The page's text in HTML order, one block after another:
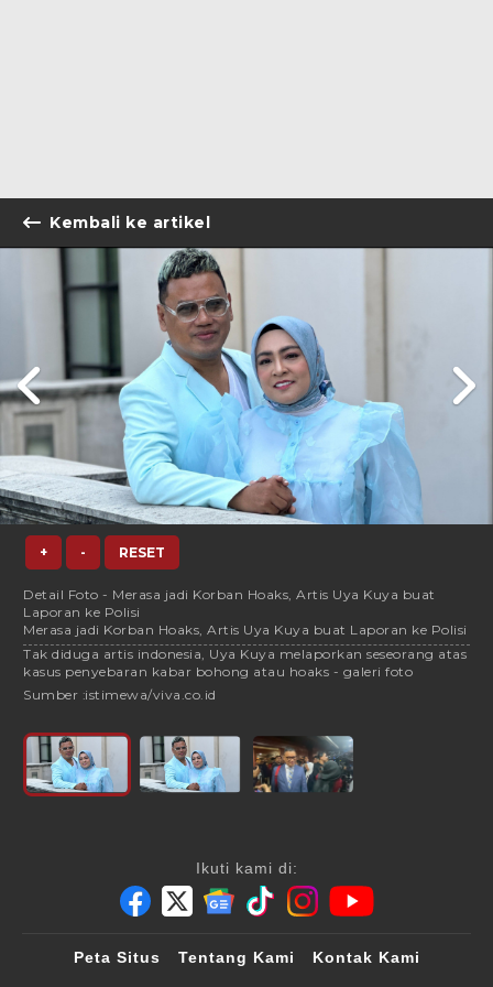
Kembali ke artikel
+ - RESET
Detail Foto - Merasa jadi Korban Hoaks, Artis Uya Kuya buat
Laporan ke Polisi
Merasa jadi Korban Hoaks, Artis Uya Kuya buat Laporan ke Polisi
Tak diduga artis indonesia, Uya Kuya melaporkan seseorang atas
kasus penyebaran kabar bohong atau hoaks - galeri foto
Sumber :istimewa/viva.co.id
Ikuti kami di:
Peta Situs Tentang Kami
Kontak Kami